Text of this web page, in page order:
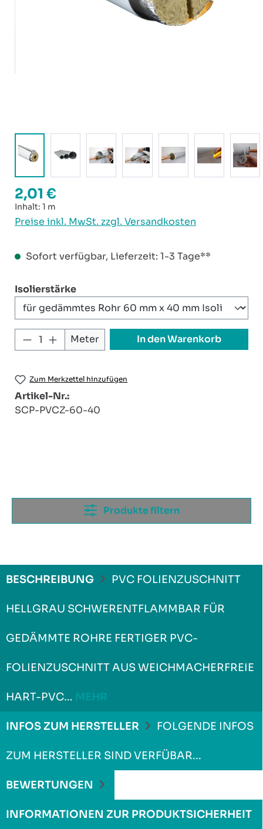
Regulärer Preis:
2,01 €
Inhalt: 1 m
Preise inkl. MwSt. zzgl. Versandkosten
Sofort verfügbar, Lieferzeit: 1-3 Tage**
Isolierstärkeauswählen
Produkt Anzahl: Gib den
Meter In den Warenkorb
Zum Merkzettel hinzufügen
Artikel-Nr.:
SCP-PVCZ-60-40
Produkte filtern
BESCHREIBUNG PVC FOLIENZUSCHNITT
HELLGRAU SCHWERENTFLAMMBAR FÜR
GEDÄMMTE ROHRE FERTIGER PVC-
FOLIENZUSCHNITT AUS WEICHMACHERFREIE
HART-PVC…
INFOS ZUM HERSTELLER FOLGENDE INFOS
ZUM HERSTELLER SIND VERFÜBAR...
BEWERTUNGEN
INFORMATIONEN ZUR PRODUKTSICHERHEIT